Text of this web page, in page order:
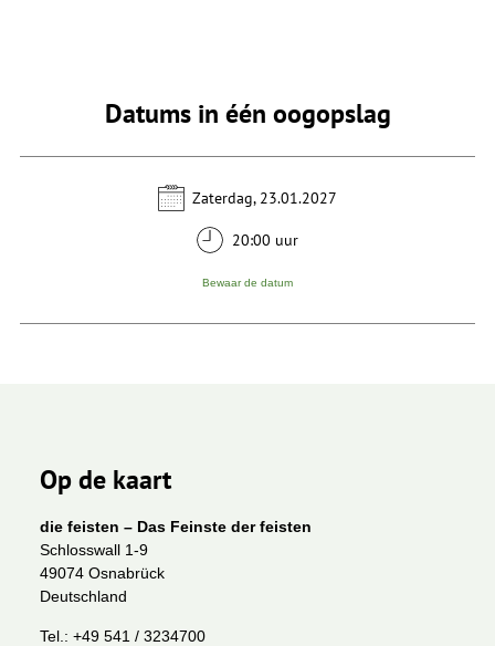
Datums in één oogopslag
Zaterdag, 23.01.2027
20:00 uur
Bewaar de datum
Op de kaart
die feisten – Das Feinste der feisten
Schlosswall 1-9
49074 Osnabrück
Deutschland
Tel.: +49 541 / 3234700